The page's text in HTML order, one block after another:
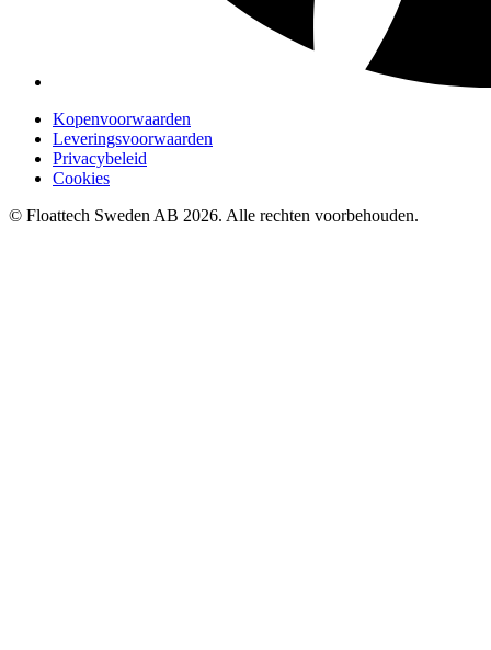
Kopenvoorwaarden
Leveringsvoorwaarden
Privacybeleid
Cookies
© Floattech Sweden AB 2026. Alle rechten voorbehouden.